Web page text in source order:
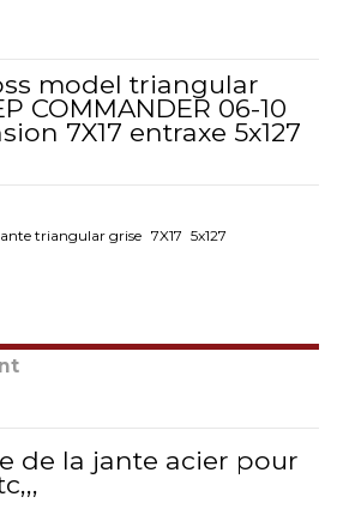
model triangular
COMMANDER 06-10
7X17 entraxe 5x127
triangular grise 7X17 5x127
de la jante acier pour